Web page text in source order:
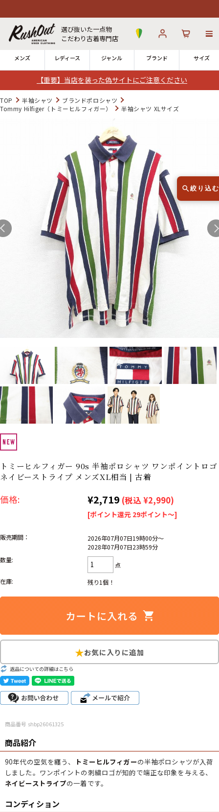
【重要】当店を装った偽サイトにご注意ください
選び抜いた一点物
こだわり古着専門店
メンズ レディース ジャンル ブランド サイズ
ログイン
12時までのご注文で当日出荷！
※対応不可：日祝、長期休暇、セール
Search by Hotword 今週のHOTワード（7/29〜8/4）
Tシャツ USA製 2 映画 ミリタリー
ラルフローレン 6 大きいサイズ 7 アニメ
Search by Brandブランドから探す
ラルフ ローレン
ス
チャンピオン
パタゴニア
カーハート ディッキーズ
アディダス ナイキ
ア行 カ行 サ行
タ行
スウェット
半袖シャツ
Search by Particular
Search by Sizeサイズから探す（メンズ）
スウェット XS S M L XL
長袖シャツ XS S M L XL
TOP 半袖シャツ
ブランドポロシャツ
Tommy Hilfiger（トミーヒルフィガー）
半袖シャツ XLサイズ
トミーヒルフィガー 90s 半袖ポロシャツ ワンポイントロゴ
ネイビーストライプ メンズXL相当 | 古着
価格: ¥2,719 (税込 ¥2,990)
[ポイント還元 29ポイント～]
販売期間：
2026年07月07日19時00分～
2028年07月07日23時59分
数量:
点
在庫:
残り1個！
返品についての詳細はこちら
商品番号 shbp26061325
商品紹介
90年代の空気を纏う、 トミーヒルフィガーの半袖ポロシャツが入荷
しました。ワンポイントの刺繍ロゴが知的で端正な印象を与える、
ネイビーストライプの一着です。
コンディション
絞り込む